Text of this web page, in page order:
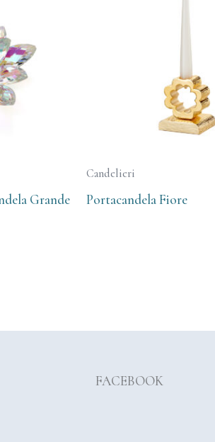
Grande
Candelieri
Portacandela Fiore
FACEBOOK